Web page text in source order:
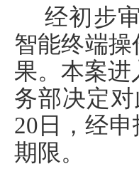
经初步
智能终端
果。本案进
务部决定
20 日，经
期限。